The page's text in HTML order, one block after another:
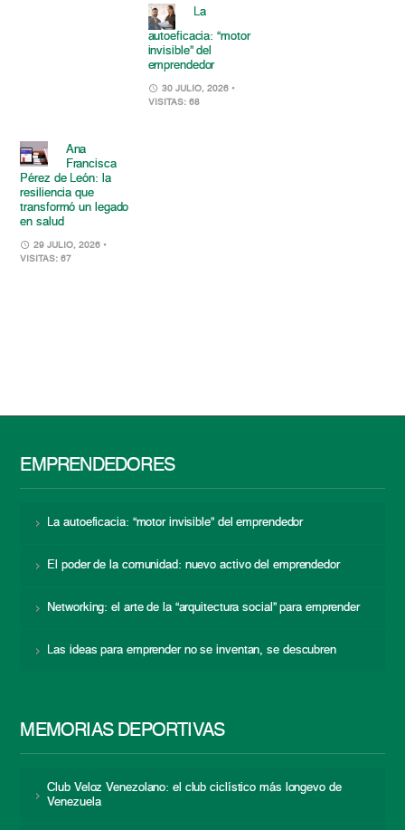
La
autoeficacia: “motor
invisible” del
emprendedor
30 JULIO, 2026 •
VISITAS: 68
Ana
Francisca
Pérez de León: la
resiliencia que
transformó un legado
en salud
29 JULIO, 2026 •
VISITAS: 67
EMPRENDEDORES
La autoeficacia: “motor invisible” del emprendedor
El poder de la comunidad: nuevo activo del emprendedor
Networking: el arte de la “arquitectura social” para emprender
Las ideas para emprender no se inventan, se descubren
MEMORIAS DEPORTIVAS
Club Veloz Venezolano: el club ciclístico más longevo de
Venezuela